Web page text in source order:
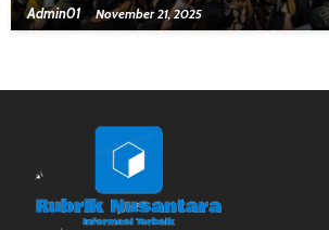
Admin01 November 21, 2025